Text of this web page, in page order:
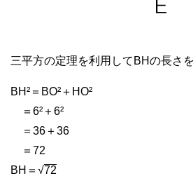
三平方の定理を利用してBHの長さを
BH²＝BO²＋HO²
＝6²＋6²
＝36＋36
＝72
BH＝√72